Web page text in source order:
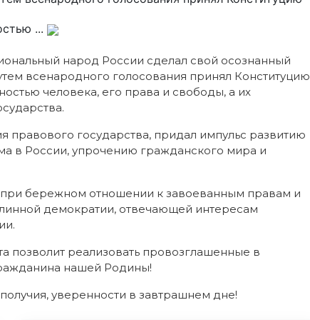
...
народ России сделал свой осознанный
всенародного голосования принял Конституцию
человека, его права и свободы, а их
государства, придал импульс развитию
в России, упрочению гражданского мира и
бережном отношении к завоеванным правам и
демократии, отвечающей интересам
позволит реализовать провозглашенные в
нашей Родины!
уверенности в завтрашнем дне!